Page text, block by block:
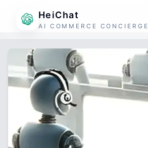
HeiChat
AI COMMERCE CONCIERGE